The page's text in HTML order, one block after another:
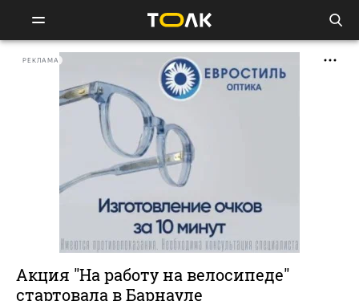
РЕКЛАМА
Акция "На работу на велосипеде"
стартовала в Барнауле